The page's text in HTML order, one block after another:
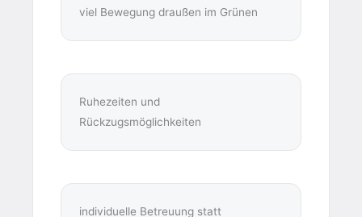
viel Bewegung draußen im Grünen
Ruhezeiten und
Rückzugsmöglichkeiten
individuelle Betreuung statt